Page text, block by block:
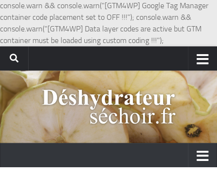
console.warn && console.warn("[GTM4WP] Google Tag Manager
container code placement set to OFF !!!"); console.warn &&
console.warn("[GTM4WP] Data layer codes are active but GTM
container must be loaded using custom coding !!!");